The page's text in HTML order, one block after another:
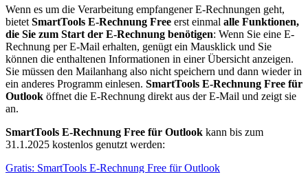
Wenn es um die Verarbeitung empfangener E-Rechnungen geht,
bietet SmartTools E-Rechnung Free erst einmal alle Funktionen,
die Sie zum Start der E-Rechnung benötigen: Wenn Sie eine E-
Rechnung per E-Mail erhalten, genügt ein Mausklick und Sie
können die enthaltenen Informationen in einer Übersicht anzeigen.
Sie müssen den Mailanhang also nicht speichern und dann wieder in
ein anderes Programm einlesen. SmartTools E-Rechnung Free für
Outlook öffnet die E-Rechnung direkt aus der E-Mail und zeigt sie
an.
SmartTools E-Rechnung Free für Outlook kann bis zum
31.1.2025 kostenlos genutzt werden:
Gratis: SmartTools E-Rechnung Free für Outlook